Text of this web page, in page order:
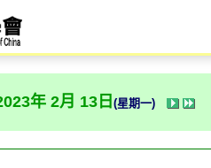
年 2月 13日 (星期一)